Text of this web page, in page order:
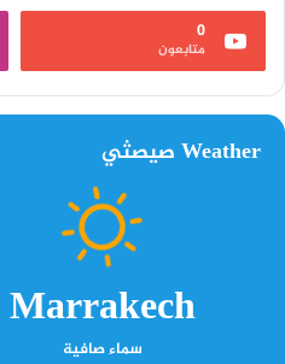
0
متابعون
Weather صيصثي
Marrakech
سماء صافية